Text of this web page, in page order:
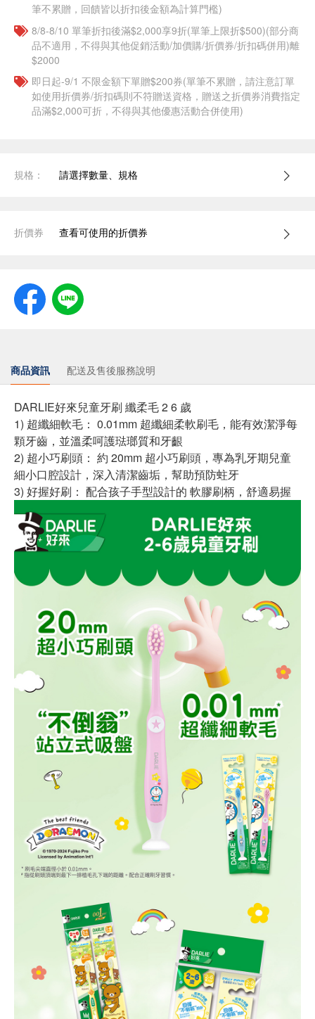
筆不累贈，回饋皆以折扣後金額為計算門檻)
8/8-8/10 單筆折扣後滿$2,000享9折(單筆上限折$500)(部分商
品不適用，不得與其他促銷活動/加價購/折價券/折扣碼併用)離
$2000
即日起-9/1 不限金額下單贈$200券(單筆不累贈，請注意訂單
如使用折價券/折扣碼則不符贈送資格，贈送之折價券消費指定
品滿$2,000可折，不得與其他優惠活動合併使用)
規格： 請選擇數量、規格
折價券 查看可使用的折價券
商品資訊 配送及售後服務說明
DARLIE好來兒童牙刷 纖柔毛 2 6 歲
1) 超纖細軟毛： 0.01mm 超纖細柔軟刷毛，能有效潔淨每
顆牙齒，並溫柔呵護琺瑯質和牙齦
2) 超小巧刷頭： 約 20mm 超小巧刷頭，專為乳牙期兒童
細小口腔設計，深入清潔齒垢，幫助預防蛀牙
3) 好握好刷： 配合孩子手型設計的 軟膠刷柄，舒適易握